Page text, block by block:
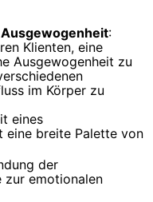
:
Klienten, eine
Ausgewogenheit zu
im Körper zu
eines
eine breite Palette von
der
zur emotionalen